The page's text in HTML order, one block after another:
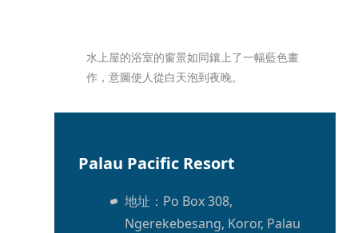
水上屋的浴室的窗景如同鑲上了一幅藍色畫
作，意圖使人從白天泡到夜晚。
Palau Pacific Resort
地址：Po Box 308,
Ngerekebesang, Koror, Palau